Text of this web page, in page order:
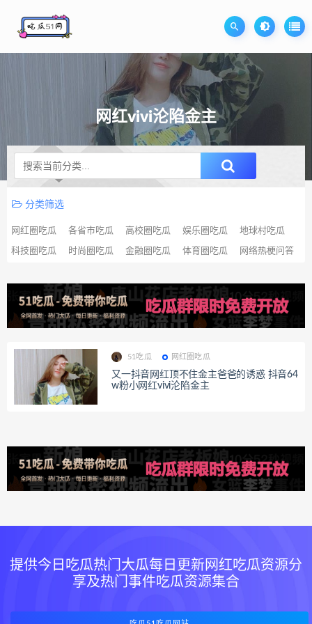
网红vivi沦陷金主
升级SVIP无限免费下载
分类筛选
网红圈吃瓜 各省市吃瓜 高校圈吃瓜 娱乐圈吃瓜 地球村吃瓜
科技圈吃瓜 时尚圈吃瓜 金融圈吃瓜 体育圈吃瓜 网络热梗问答
51吃瓜 网红圈吃瓜
又一抖音网红顶不住金主爸爸的诱惑 抖音64
w粉小网红vivi沦陷金主
提供今日吃瓜热门大瓜每日更新网红吃瓜资源分
享及热门事件吃瓜资源集合